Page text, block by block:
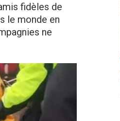
fidèles de
le monde en
ne